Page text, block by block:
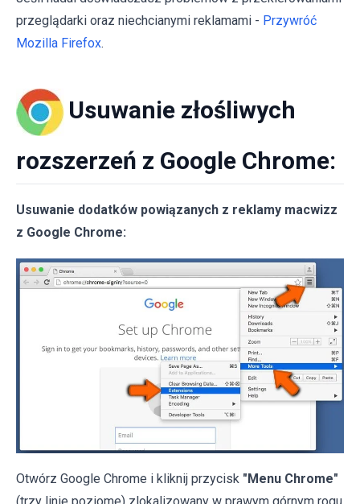
przeglądarki oraz niechcianymi reklamami - Przywróć
Mozilla Firefox.
Usuwanie złośliwych
rozszerzeń z Google Chrome:
Usuwanie dodatków powiązanych z reklamy macwizz
z Google Chrome:
Otwórz Google Chrome i kliknij przycisk "Menu Chrome"